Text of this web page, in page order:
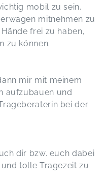
mobil zu sein,
mitnehmen zu
frei zu haben,
zu können.
mir mit meinem
aufzubauen und
bei der
dir bzw. euch dabei
tolle Tragezeit zu